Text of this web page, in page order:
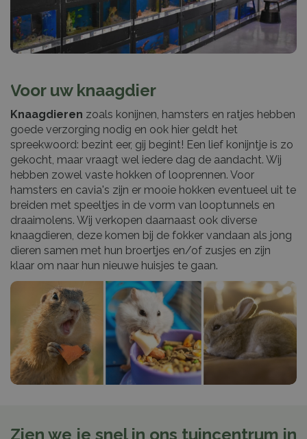
Voor uw knaagdier
Knaagdieren zoals konijnen, hamsters en ratjes hebben
goede verzorging nodig en ook hier geldt het
spreekwoord: bezint eer, gij begint! Een lief konijntje is zo
gekocht, maar vraagt wel iedere dag de aandacht. Wij
hebben zowel vaste hokken of looprennen. Voor
hamsters en cavia's zijn er mooie hokken eventueel uit te
breiden met speeltjes in de vorm van looptunnels en
draaimolens. Wij verkopen daarnaast ook diverse
knaagdieren, deze komen bij de fokker vandaan als jong
dieren samen met hun broertjes en/of zusjes en zijn
klaar om naar hun nieuwe huisjes te gaan.
Zien we je snel in ons tuincentrum in